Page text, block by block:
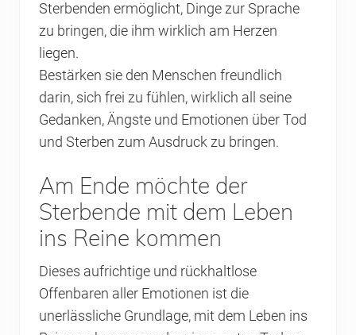
Sterbenden ermöglicht, Dinge zur Sprache
zu bringen, die ihm wirklich am Herzen
liegen.
Bestärken sie den Menschen freundlich
darin, sich frei zu fühlen, wirklich all seine
Gedanken, Ängste und Emotionen über Tod
und Sterben zum Ausdruck zu bringen.
Am Ende möchte der
Sterbende mit dem Leben
ins Reine kommen
Dieses aufrichtige und rückhaltlose
Offenbaren aller Emotionen ist die
unerlässliche Grundlage, mit dem Leben ins